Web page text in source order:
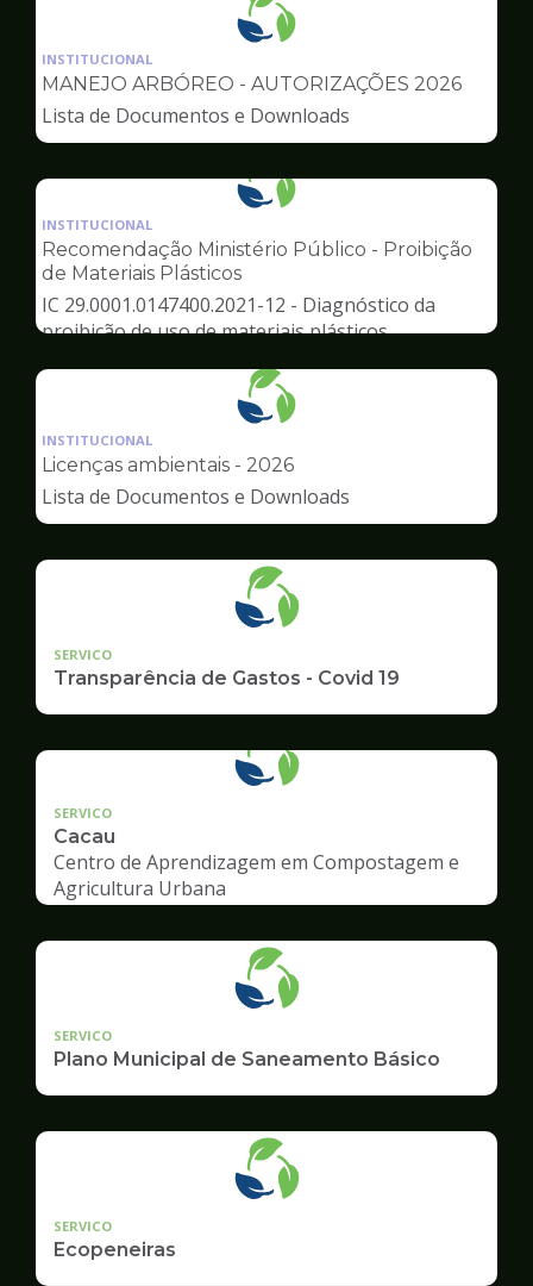
Ilustração
pagina
Meio
INSTITUCIONAL
MANEJO ARBÓREO - AUTORIZAÇÕES 2026
Lista de Documentos e Downloads
Ilustração
pagina
Meio
Ambiente
INSTITUCIONAL
Recomendação Ministério Público - Proibição
de Materiais Plásticos
IC 29.0001.0147400.2021-12 - Diagnóstico da
proibição de uso de materiais plásticos
Ilustração
pagina
Meio
INSTITUCIONAL
Licenças ambientais - 2026
Lista de Documentos e Downloads
SERVICO
Transparência de Gastos - Covid 19
SERVICO
Cacau
Centro de Aprendizagem em Compostagem e
Agricultura Urbana
SERVICO
Plano Municipal de Saneamento Básico
SERVICO
Ecopeneiras